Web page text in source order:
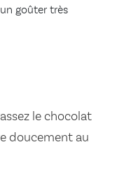
goûter très
le chocolat
doucement au